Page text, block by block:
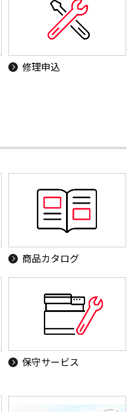
修理申込
商品カタログ
保守サービス